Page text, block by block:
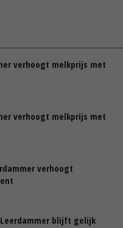
verhoogt melkprijs met
verhoogt melkprijs met
verhoogt
blijft gelijk